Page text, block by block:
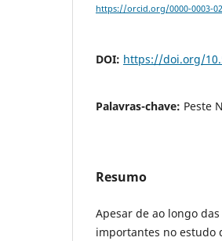
https://orcid.org/0000-0003-
DOI: https://doi.org/
Palavras-chave: Peste
Resumo
Apesar de ao longo
importantes no estudo